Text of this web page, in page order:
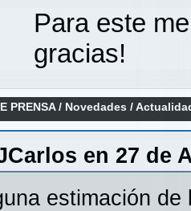
Para este
gracias!
PRENSA/ Novedades /
en 27 de
estimación